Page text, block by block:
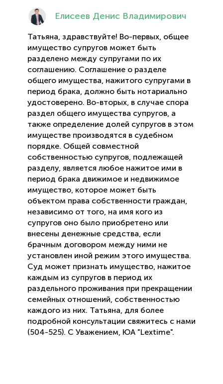
Елисеев Денис Владимирович
Татьяна, здравствуйте! Во-первых, общее
имущество супругов может быть
разделено между супругами по их
соглашению. Соглашение о разделе
общего имущества, нажитого супругами в
период брака, должно быть нотариально
удостоверено. Во-вторых, в случае спора
раздел общего имущества супругов, а
также определение долей супругов в этом
имуществе производятся в судебном
порядке. Общей совместной
собственностью супругов, подлежащей
разделу, является любое нажитое ими в
период брака движимое и недвижимое
имущество, которое может быть
объектом права собственности граждан,
независимо от того, на имя кого из
супругов оно было приобретено или
внесены денежные средства, если
брачным договором между ними не
установлен иной режим этого имущества.
Суд может признать имущество, нажитое
каждым из супругов в период их
раздельного проживания при прекращении
семейных отношений, собственностью
каждого из них. Татьяна, для более
подробной консультации свяжитесь с нами
(504-525). С Уважением, ЮА "Lextime".